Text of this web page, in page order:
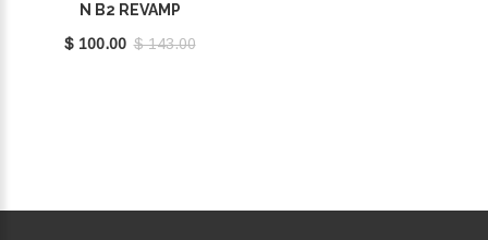
N B2 REVAMP
$ 100.00 $ 143.00